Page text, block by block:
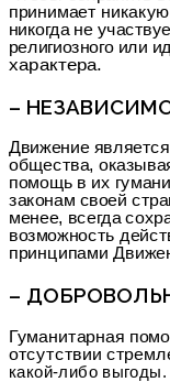
принимает
никогда не
религиозного или
характера.
–
Движение
общества,
помощь в их
законам своей
менее, всегда
возможность
принципами
–
Гуманитарная
отсутствии
какой-либо выгоды.